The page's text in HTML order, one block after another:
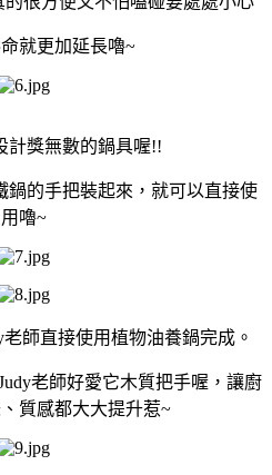
就更加延長嚕~
計獎無數的鍋具喔!!
鍋的手把裝起來，就可以直接使
用嚕~
老師直接使用植物油養鍋完成。
老師好愛它木質把手喔， 讓廚
質感都大大提升惹~